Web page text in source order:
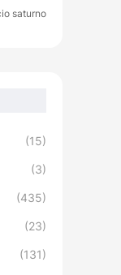
saturno
(15)
(3)
(435)
(23)
(131)